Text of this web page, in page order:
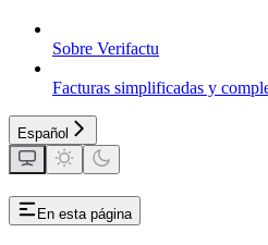
Sobre Verifactu
Facturas simplificadas y
Español
En esta página